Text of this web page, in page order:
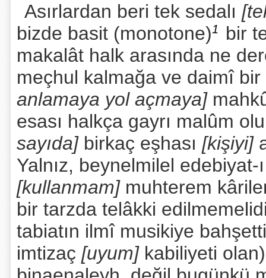
Asırlardan beri tek sedalı
bizde basit (monotone)1
bir
makalât halk arasında ne
meçhul kalmağa ve daimî
anlamaya yol açmaya]
esası halkça gayrı malûm
sayıda] birkaç eşhası [kişiyi]
Yalnız, beynelmilel
[kullanmam]muhterem
bir tarzda telâkki
tabiatın ilmî musikiye
imtizaç [uyum]kabiliyeti